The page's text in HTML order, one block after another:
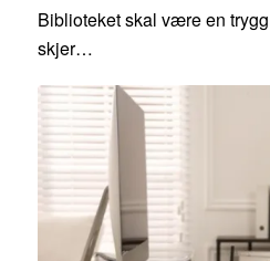
Biblioteket skal være en
skjer…